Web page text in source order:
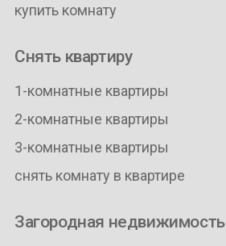
купить комнату
Снять квартиру
1-комнатные квартиры
2-комнатные квартиры
3-комнатные квартиры
снять комнату в квартире
Загородная недвижимость